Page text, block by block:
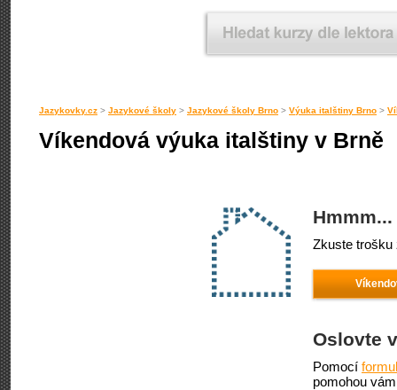
Jazykovky.cz > Jazykové školy > Jazykové školy Brno > Výuka italštiny Brno >
Víkendová výuka italštiny v Brně
Zkuste trošku
Oslovte
Pomocí
pomohou